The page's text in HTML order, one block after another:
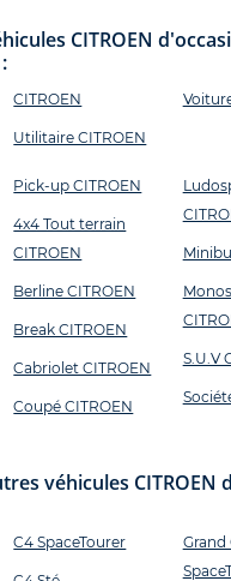
CITROEN
CITROEN
Utilitaire CITROEN
Pick-up CITROEN
4x4 Tout terrain
CITROEN
Berline CITROEN
Break CITROEN
Cabriolet CITROEN
Coupé CITROEN
S.U.V
véhicules CITROEN
C4 SpaceTourer
Grand